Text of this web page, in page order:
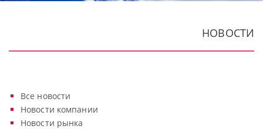
НОВОСТИ
Все новости
Новости компании
Новости рынка